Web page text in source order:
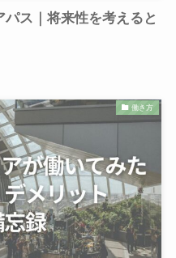
ス｜将来性を考えると
働き方